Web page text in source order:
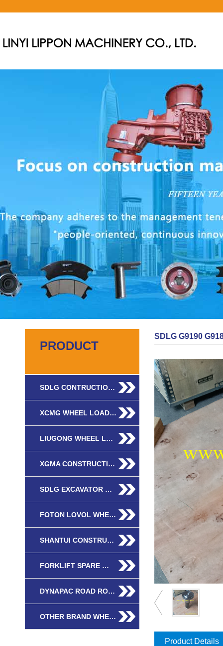
PRODUCT
SDLG CONTRUCTIO…
XCMG WHEEL LOAD…
LIUGONG WHEEL L…
XGMA CONSTRUCTI…
SDLG EXCAVATOR …
FOTON LOVOL WHE…
SHANTUI CONSTRU…
FORKLIFT SPARE …
DYNAPAC ROAD RO…
OTHER BRAND WHE…
SDLG G9190
Product Details